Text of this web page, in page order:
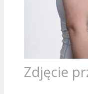
Zdjęcie